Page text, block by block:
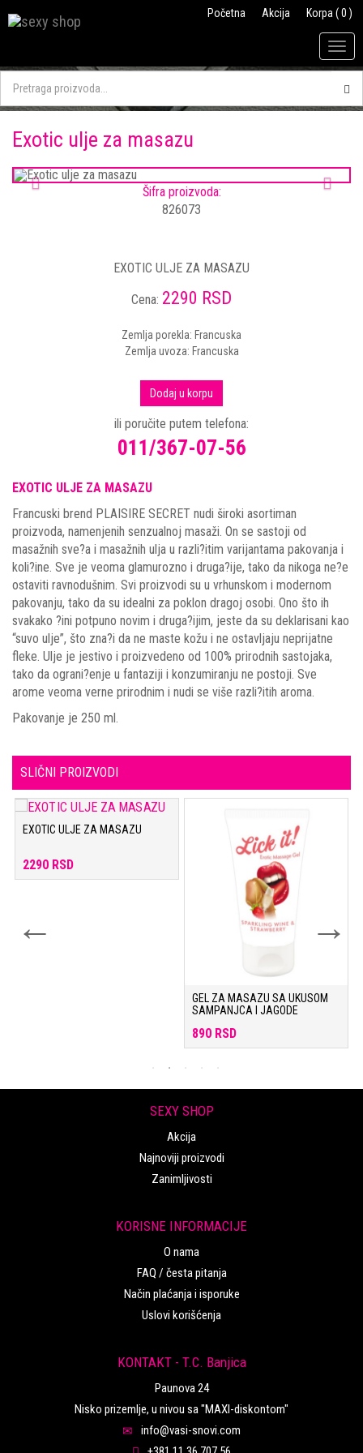
Početna Akcija Korpa ( 0 )
Exotic ulje za masazu
Previous Next
Šifra proizvoda:
826073
EXOTIC ULJE ZA MASAZU
Cena: 2290 RSD
Zemlja porekla: Francuska
Zemlja uvoza: Francuska
Dodaj u korpu
ili poručite putem telefona:
011/367-07-56
EXOTIC ULJE ZA MASAZU
Francuski brend PLAISIRE SECRET nudi široki asortiman
proizvoda, namenjenih senzualnoj masaži. On se sastoji od
masažnih sve?a i masažnih ulja u razli?itim varijantama pakovanja i
koli?ine. Sve je veoma glamurozno i druga?ije, tako da nikoga ne?e
ostaviti ravnodušnim. Svi proizvodi su u vrhunskom i modernom
pakovanju, tako da su idealni za poklon dragoj osobi. Ono što ih
svakako ?ini potpuno novim i druga?ijim, jeste da su deklarisani kao
“suvo ulje”, što zna?i da ne maste kožu i ne ostavljaju neprijatne
fleke. Ulje je jestivo i proizvedeno od 100% prirodnih sastojaka,
tako da ograni?enje u fantaziji i konzumiranju ne postoji. Sve
arome veoma verne prirodnim i nudi se više razli?itih aroma.
Pakovanje je 250 ml.
SLIČNI PROIZVODI
EXOTIC ULJE ZA MASAZU
2290 RSD
GEL ZA MASAZU SA UKUSOM
SAMPANJCA I JAGODE
890 RSD
SEXY SHOP
Akcija
Najnoviji proizvodi
Zanimljivosti
KORISNE INFORMACIJE
O nama
FAQ / česta pitanja
Način plaćanja i isporuke
Uslovi korišćenja
KONTAKT - T.C. Banjica
Paunova 24
Nisko prizemlje, u nivou sa "MAXI-diskontom"
info@vasi-snovi.com